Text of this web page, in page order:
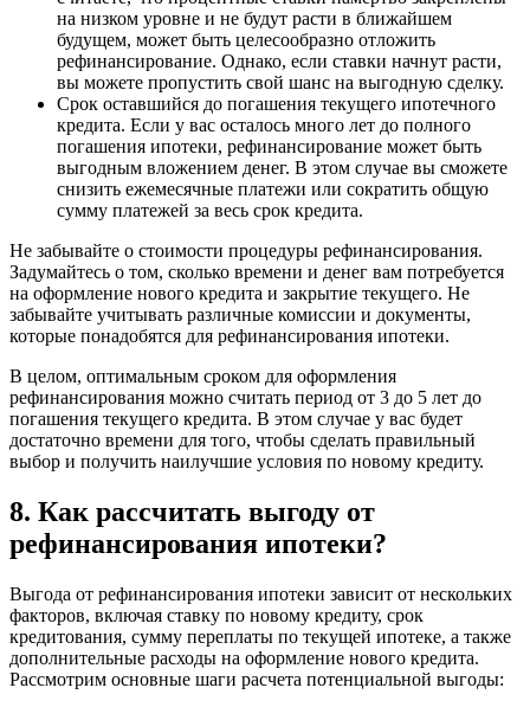
на низком уровне и не будут расти в ближайшем
будущем, может быть целесообразно отложить
рефинансирование. Однако, если ставки начнут расти,
вы можете пропустить свой шанс на выгодную сделку.
Срок оставшийся до погашения текущего ипотечного
кредита. Если у вас осталось много лет до полного
погашения ипотеки, рефинансирование может быть
выгодным вложением денег. В этом случае вы сможете
снизить ежемесячные платежи или сократить общую
сумму платежей за весь срок кредита.
Не забывайте о стоимости процедуры рефинансирования.
Задумайтесь о том, сколько времени и денег вам потребуется
на оформление нового кредита и закрытие текущего. Не
забывайте учитывать различные комиссии и документы,
которые понадобятся для рефинансирования ипотеки.
В целом, оптимальным сроком для оформления
рефинансирования можно считать период от 3 до 5 лет до
погашения текущего кредита. В этом случае у вас будет
достаточно времени для того, чтобы сделать правильный
выбор и получить наилучшие условия по новому кредиту.
8. Как рассчитать выгоду от
рефинансирования ипотеки?
Выгода от рефинансирования ипотеки зависит от нескольких
факторов, включая ставку по новому кредиту, срок
кредитования, сумму переплаты по текущей ипотеке, а также
дополнительные расходы на оформление нового кредита.
Рассмотрим основные шаги расчета потенциальной выгоды: